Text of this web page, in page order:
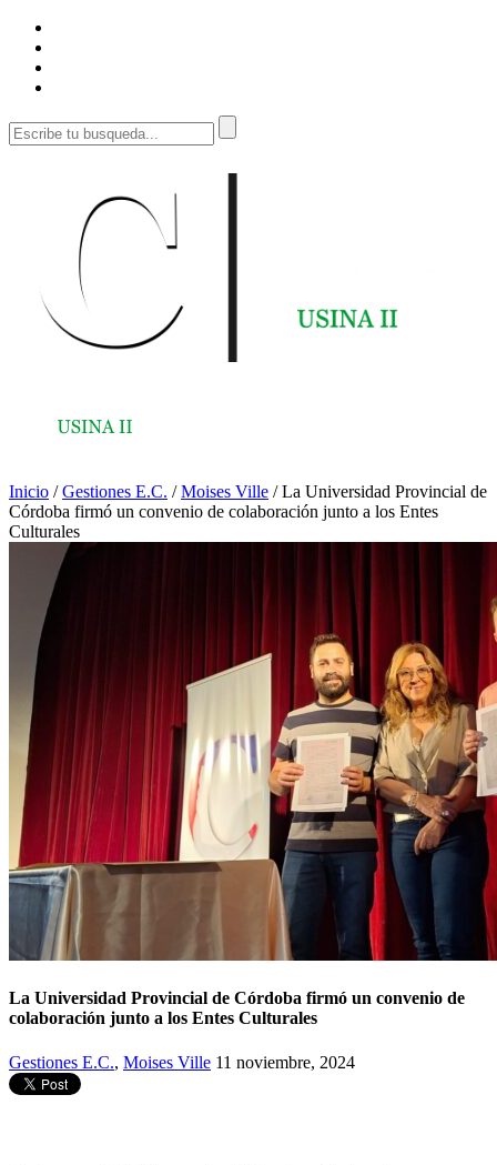
Inicio /Gestiones E.C. /Moises Ville /La Universidad Provincial de
Córdoba firmó un convenio de colaboración junto a los Entes
Culturales
La Universidad Provincial de Córdoba firmó un convenio de
colaboración junto a los Entes Culturales
Gestiones E.C., Moises Ville 11 noviembre, 2024